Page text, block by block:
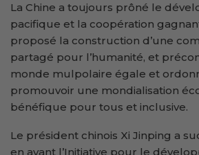
La Chine a toujours prôné le
pacifique et la coopération
proposé la construction d’une
partagé pour l’humanité, et
monde mulpolaire égale et
promouvoir une mondialisation
bénéfique pour tous et inclusive.
Le président chinois Xi Jinping a
en avant l’Initiative pour le